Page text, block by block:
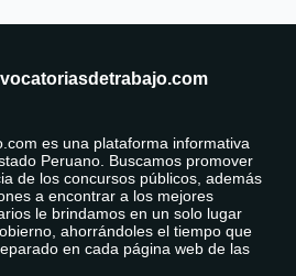
es una plataforma informativa
Peruano. Buscamos promover
de los concursos públicos, además
a encontrar a los mejores
le brindamos en un solo lugar
ahorrándoles el tiempo que
en cada página web de las